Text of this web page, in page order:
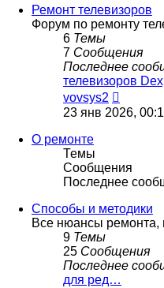
сообщению
Ремонт телевизоров
Форум по ремонту
6 Темы
7 Сообщения
Последнее
телевизоров
vovsys2
к
23 янв 2026,
О ремонте
Темы
Сообщения
Последнее
Способы и методики
Все нюансы ремонта,
9 Темы
25 Сообщения
Последнее
для ред…